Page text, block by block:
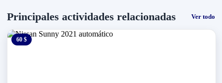
Principales actividades relacionadas Ver todo
60 $